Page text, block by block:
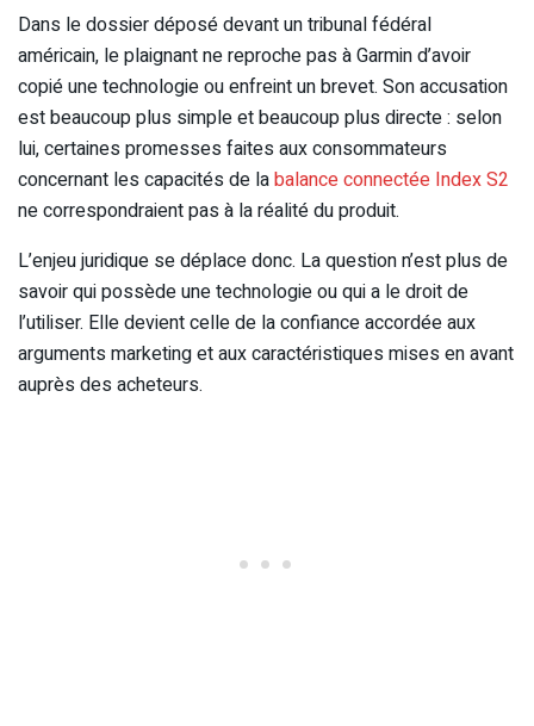
Dans le dossier déposé devant un tribunal fédéral
américain, le plaignant ne reproche pas à Garmin d’avoir
copié une technologie ou enfreint un brevet. Son accusation
est beaucoup plus simple et beaucoup plus directe : selon
lui, certaines promesses faites aux consommateurs
concernant les capacités de labalance connectée Index S2
ne correspondraient pas à la réalité du produit.
L’enjeu juridique se déplace donc. La question n’est plus de
savoir qui possède une technologie ou qui a le droit de
l’utiliser. Elle devient celle de la confiance accordée aux
arguments marketing et aux caractéristiques mises en avant
auprès des acheteurs.